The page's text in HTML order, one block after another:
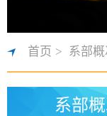
首页 > 系部
系部